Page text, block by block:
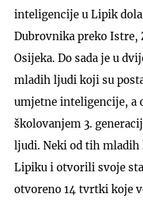
inteligencije u Lipik
Dubrovnika preko Istre,
Osijeka. Do sada je u
mladih ljudi koji su
umjetne inteligencije, a
školovanjem 3.
ljudi. Neki od tih
Lipiku i otvorili svoje
otvoreno 14 tvrtki koje